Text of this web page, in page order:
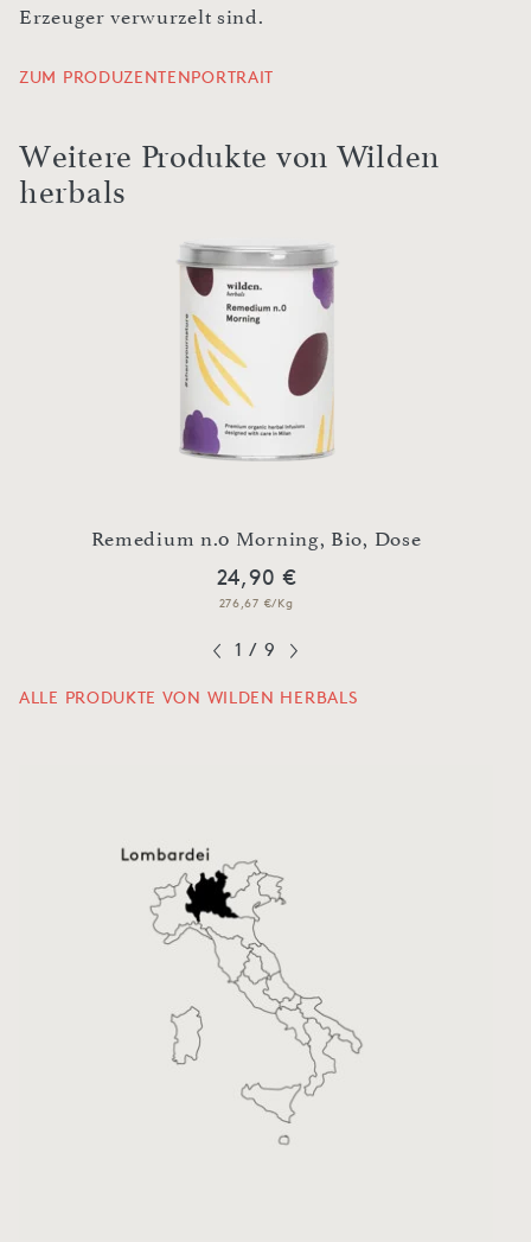
Erzeuger verwurzelt sind.
ZUM PRODUZENTENPORTRAIT
Weitere Produkte von Wilden
herbals
Remedium n.0 Morning, Bio, Dose
24,90 €
276,67 €/Kg
1 / 9
ALLE PRODUKTE VON WILDEN HERBALS